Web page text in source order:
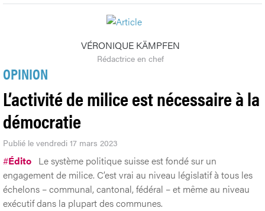
VÉRONIQUE KÄMPFEN
Rédactrice en chef
OPINION
L’activité de milice est nécessaire à la
démocratie
Publié le vendredi 17 mars 2023
#Édito Le système politique suisse est fondé sur un
engagement de milice. C’est vrai au niveau législatif à tous les
échelons – communal, cantonal, fédéral – et même au niveau
exécutif dans la plupart des communes.